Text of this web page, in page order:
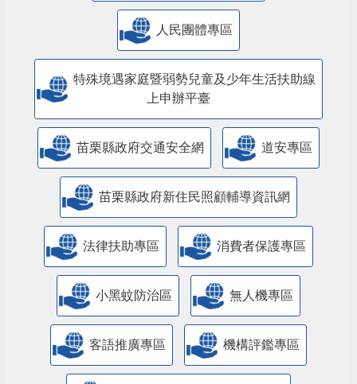
人民團體專區
特殊境遇家庭暨弱勢兒童及少年生活扶助線
上申辦平臺
苗栗縣政府交通安全網 道安專區
苗栗縣政府新住民照顧輔導資訊網
法律扶助專區 消費者保護專區
小黑蚊防治區 無人機專區
客語推廣專區 機構評鑑專區